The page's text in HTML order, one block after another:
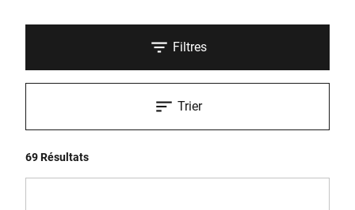
Filtres
69 Résultats
Trier